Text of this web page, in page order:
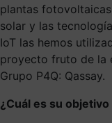
plantas
solar y las
IoT las hemos
proyecto fruto de la
Grupo P4Q: Qassay.
¿Cuál es su objetivo